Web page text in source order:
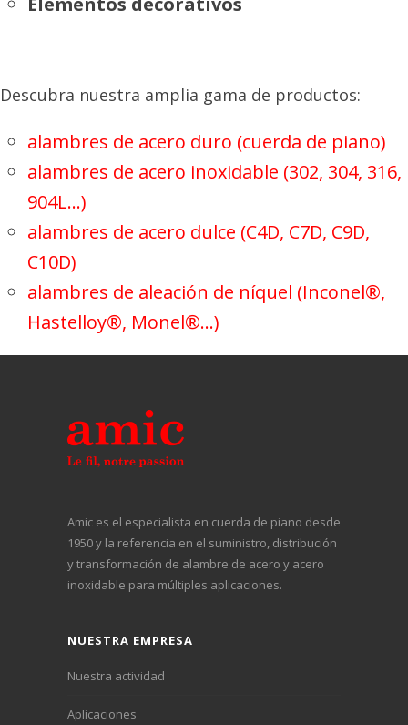
• Brosses
nitrique
• Bonne
soudabilité
phosphoreux
CuSn6
• Aéronautique
• Applications
de chauffage
• Raccords
applications
exigeant une
la corrosion
élevée
contrainte
• Bonne
corrosion
•
pour haute
Descubra nuestra amplia gama de productos:
alambres de acero duro (cuerda de piano)
alambres de acero inoxidable (302, 304, 316,
904L…)
alambres de acero dulce (C4D, C7D, C9D,
C10D)
alambres de aleación de níquel (Inconel®,
Hastelloy®, Monel®…)
Amic es el especialista en cuerda de piano desde
1950 y la referencia en el suministro, distribución
y transformación de alambre de acero y acero
inoxidable para múltiples aplicaciones.
NUESTRA EMPRESA
Nuestra actividad
Aplicaciones